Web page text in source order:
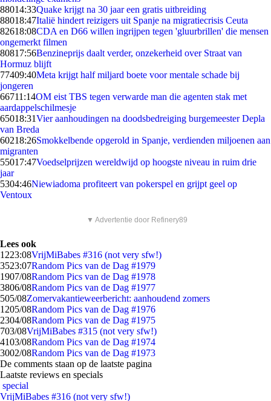
88014:33Quake krijgt na 30 jaar een gratis uitbreiding
88018:47Italië hindert reizigers uit Spanje na migratiecrisis Ceuta
82618:08CDA en D66 willen ingrijpen tegen 'gluurbrillen' die mensen
ongemerkt filmen
80817:56Benzineprijs daalt verder, onzekerheid over Straat van
Hormuz blijft
77409:40Meta krijgt half miljard boete voor mentale schade bij
jongeren
66711:14OM eist TBS tegen verwarde man die agenten stak met
aardappelschilmesje
65018:31Vier aanhoudingen na doodsbedreiging burgemeester Depla
van Breda
60218:26Smokkelbende opgerold in Spanje, verdienden miljoenen aan
migranten
55017:47Voedselprijzen wereldwijd op hoogste niveau in ruim drie
jaar
5304:46Niewiadoma profiteert van pokerspel en grijpt geel op
Ventoux
▼ Advertentie door Refinery89
Lees ook
1223:08VrijMiBabes #316 (not very sfw!)
3523:07Random Pics van de Dag #1979
1907/08Random Pics van de Dag #1978
3806/08Random Pics van de Dag #1977
505/08Zomervakantieweerbericht: aanhoudend zomers
1205/08Random Pics van de Dag #1976
2304/08Random Pics van de Dag #1975
703/08VrijMiBabes #315 (not very sfw!)
4103/08Random Pics van de Dag #1974
3002/08Random Pics van de Dag #1973
De comments staan op de laatste pagina
Laatste reviews en specials
special
VrijMiBabes #316 (not very sfw!)